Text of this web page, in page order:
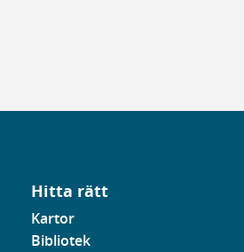
Hitta rätt
Kartor
Bibliotek